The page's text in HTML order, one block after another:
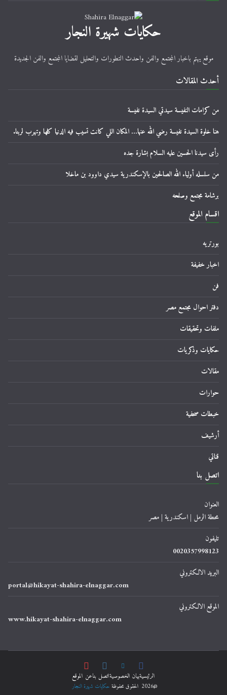
حكايات شهيرة النجار
موقع يهتم باخبار المجتمع والفن واحدث التطورات والتحليل لقضايا المجتمع والفن الجديدة
أحدث المقالات
من كرامات النفيسة سيدتي السيدة نفيسة
هنا خلوة السيدة نفيسة رضي الله عنها… المكان اللي كانت تسيب فيه الدنيا كلها وتهرب لربنا.
رأى سيدنا الحسين عليه السلام بشارة جده
من سلسله أولياء الله الصالحين بالإسكندرية سيدي داوود بن ماخلا
برشامة مجتمع وصلحه
اقسام الموقع
بورتريه
اخبار خفيفة
فن
دفتر احوال مجتمع مصر
ملفات وتحقيقات
حكايات وذكريات
مقالات
حوارات
خبطات صحفية
أرشيف
قناتي
اتصل بنا
العنوان
محطة الرمل | اسكندرية | مصر
تليفون
0020357998123
البريد الالكتروني
portal@hikayat-shahira-elnaggar.com
الموقع الالكتروني
www.hikayat-shahira-elnaggar.com
الرئيسيةﺑﻴﺎﻥ اﻟﺨﺼﻮﺻﻴﺔاتصل بناعن الموقع
@2026 الحقوق محفوظة حكايات شهيرة النجار